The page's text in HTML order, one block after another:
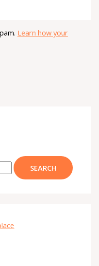
Learn how your